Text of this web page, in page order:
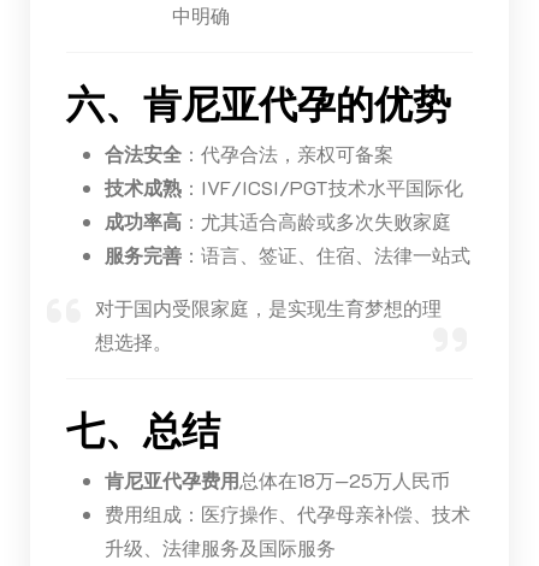
中明确
六、肯尼亚代孕的优势
合法安全：代孕合法，亲权可备案
技术成熟：IVF/ICSI/PGT技术水平国际化
成功率高：尤其适合高龄或多次失败家庭
服务完善：语言、签证、住宿、法律一站式
对于国内受限家庭，是实现生育梦想的理
想选择。
七、总结
肯尼亚代孕费用总体在18万—25万人民币
费用组成：医疗操作、代孕母亲补偿、技术
升级、法律服务及国际服务